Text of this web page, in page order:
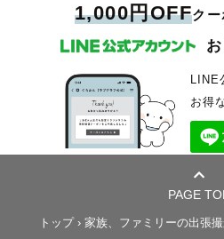
1,000円OFFクー
LINE
お得
PAGE
トップ› 家族、ファミリーの出張